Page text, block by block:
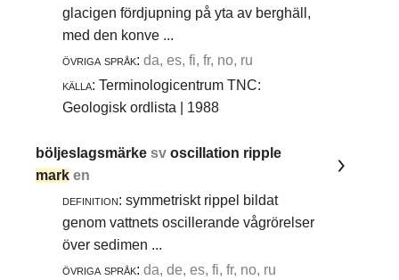
glacigen fördjupning på yta av berghäll,
med den konve ...
övriga språk: da, es, fi, fr, no, ru
källa: Terminologicentrum TNC:
Geologisk ordlista | 1988
böljeslagsmärkesvoscillation ripple
mark en
definition: symmetriskt rippel bildat
genom vattnets oscillerande vågrörelser
över sedimen ...
övriga språk: da, de, es, fi, fr, no, ru